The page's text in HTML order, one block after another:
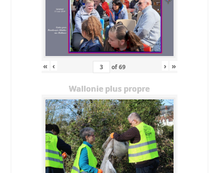
« ‹ of69 › »
Wallonie plus propre